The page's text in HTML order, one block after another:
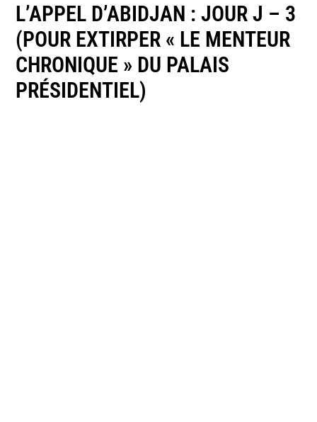
L’APPEL D’ABIDJAN : JOUR J – 3
(POUR EXTIRPER « LE MENTEUR
CHRONIQUE » DU PALAIS
PRÉSIDENTIEL)